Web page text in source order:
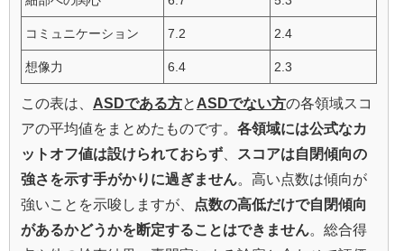
コミュニケーション 7.2 2.4
想像力 6.4 2.3
この表は、 ASDである方と ASDでない方の各領域スコ
アの平均値をまとめたものです。 各領域には公式なカ
ットオフ値は設けられておらず
スコアは自閉傾向の
強さを示す手がかりに過ぎません。高い点数は傾向が
強いことを示唆しますが、
点数の高低だけで自閉傾向
があるかどうかを断定することはできません。総合得